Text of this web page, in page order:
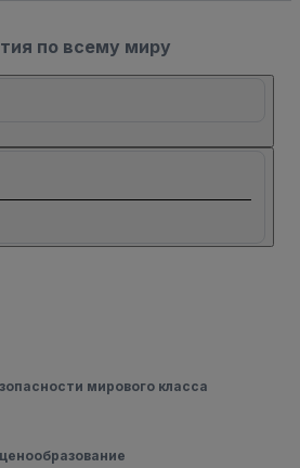
по всему миру
мирового класса